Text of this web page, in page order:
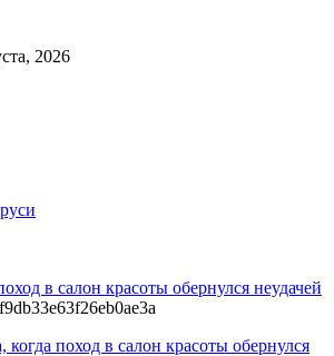
2026
в салон красоты обернулся неудачей
когда поход в салон красоты обернулся